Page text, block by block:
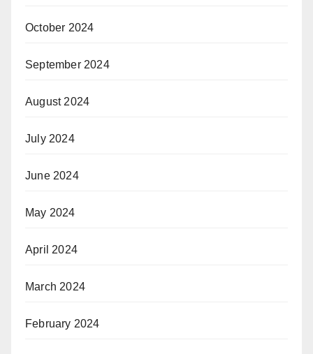
October 2024
September 2024
August 2024
July 2024
June 2024
May 2024
April 2024
March 2024
February 2024